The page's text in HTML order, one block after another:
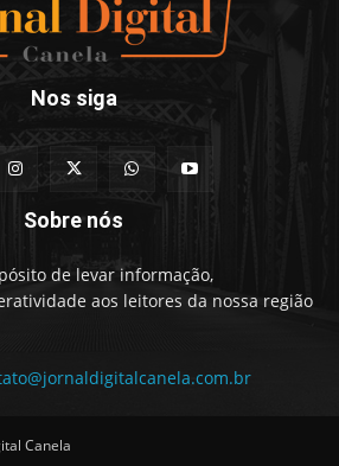
Nos siga
Sobre nós
de levar informação,
aos leitores da nossa região
Canela